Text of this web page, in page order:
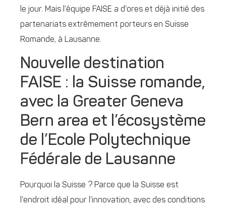
le jour. Mais l’équipe FAISE a d’ores et déjà initié des
partenariats extrêmement porteurs en Suisse
Romande, à Lausanne.
Nouvelle destination
FAISE : la Suisse romande,
avec la Greater Geneva
Bern area et l’écosystème
de l’Ecole Polytechnique
Fédérale de Lausanne
Pourquoi la Suisse ? Parce que la Suisse est
l’endroit idéal pour l’innovation, avec des conditions